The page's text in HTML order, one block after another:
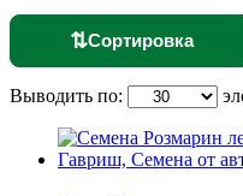
⇅Сортировка
Выводить по: